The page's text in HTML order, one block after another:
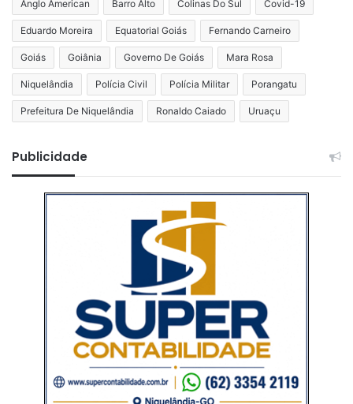
Anglo American Barro Alto Colinas Do Sul Covid-19
Eduardo Moreira Equatorial Goiás Fernando Carneiro
Goiás Goiânia Governo De Goiás Mara Rosa
Niquelândia Polícia Civil Polícia Militar Porangatu
Prefeitura De Niquelândia Ronaldo Caiado Uruaçu
Publicidade